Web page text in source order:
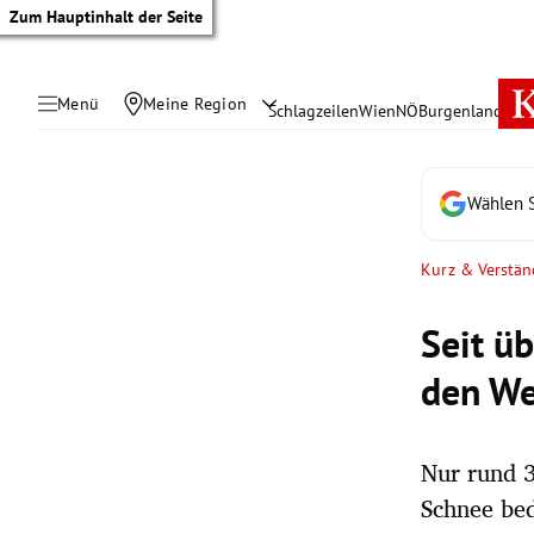
Zum Hauptinhalt der Seite
Menü Meine Region SchlagzeilenWienNÖBurgenland
Wählen
Kurz &
Seit
den
Nur rund
Schnee